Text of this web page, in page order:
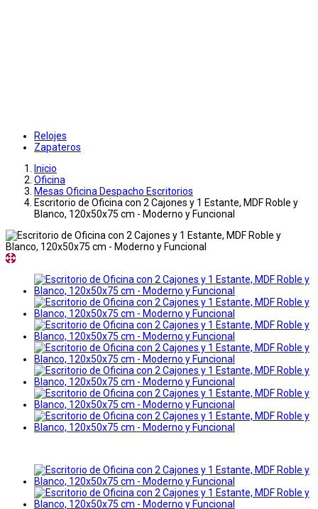
Relojes
Zapateros
Inicio
Oficina
Mesas Oficina Despacho Escritorios
Escritorio de Oficina con 2 Cajones y 1 Estante, MDF Roble y
Blanco, 120x50x75 cm - Moderno y Funcional